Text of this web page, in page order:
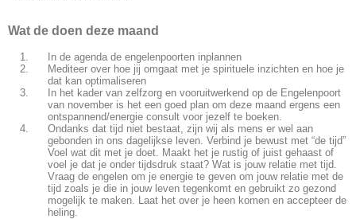
Wat de doen deze maand
In de agenda de engelenpoorten inplannen
Mediteer over hoe jij omgaat met je spirituele inzichten en hoe je
dat kan optimaliseren
In het kader van zelfzorg en vooruitwerkend op de Engelenpoort
van november is het een goed plan om deze maand ergens een
ontspannend/energie consult voor jezelf te boeken.
Ondanks dat tijd niet bestaat, zijn wij als mens er wel aan
gebonden in ons dagelijkse leven. Verbind je bewust met “de tijd”
Voel wat dit met je doet. Maakt het je rustig of juist gehaast of
voel je dat je onder tijdsdruk staat? Wat is jouw relatie met tijd.
Vraag de engelen om je energie te geven om jouw relatie met de
tijd zoals je die in jouw leven tegenkomt en gebruikt zo gezond
mogelijk te maken. Laat het over je heen komen en accepteer de
heling.